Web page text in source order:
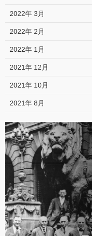
2022年 3月
2022年 2月
2022年 1月
2021年 12月
2021年 10月
2021年 8月